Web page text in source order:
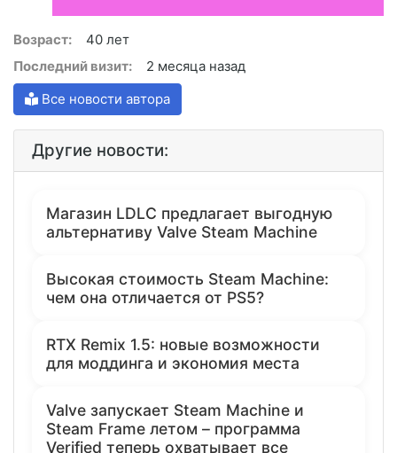
Возраст:
40 лет
Последний визит:
2 месяца назад
Все новости автора
Другие новости:
Магазин LDLC предлагает выгодную
альтернативу Valve Steam Machine
Высокая стоимость Steam Machine:
чем она отличается от PS5?
RTX Remix 1.5: новые возможности
для моддинга и экономия места
Valve запускает Steam Machine и
Steam Frame летом – программа
Verified теперь охватывает все